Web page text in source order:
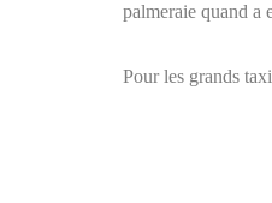
palmeraie quand a
Pour les grands